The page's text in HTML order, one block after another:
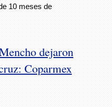
10 meses de
dejaron
Coparmex